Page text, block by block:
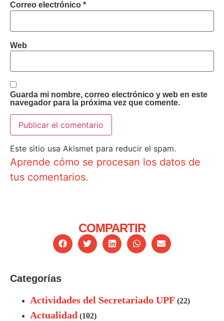
Correo electrónico *
Web
Guarda mi nombre, correo electrónico y web en este
navegador para la próxima vez que comente.
Este sitio usa Akismet para reducir el spam.
Aprende cómo se procesan los datos de
tus comentarios.
COMPARTIR
Categorías
Actividades del Secretariado UPF (22)
Actualidad (102)